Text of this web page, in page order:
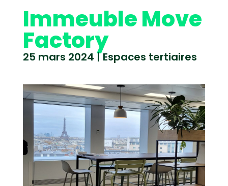
Immeuble Move
Factory
25 mars 2024 |Espaces tertiaires